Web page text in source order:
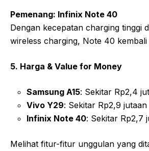
Pemenang: Infinix Note 40
Dengan kecepatan charging tinggi
wireless charging, Note 40 kembali
5. Harga & Value for Money
Samsung A15: Sekitar Rp2,4
Vivo Y29: Sekitar Rp2,9 jutaan
Infinix Note 40: Sekitar Rp2,7
Melihat fitur-fitur unggulan yang